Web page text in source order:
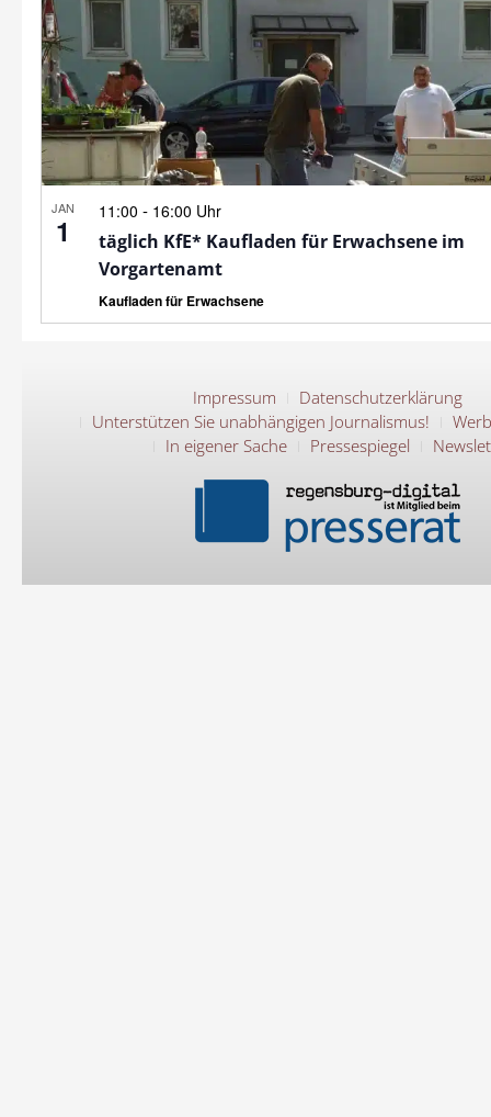
JAN
1
11:00 - 16:00 Uhr
täglich KfE* Kaufladen für Erwachsene im
Vorgartenamt
Kaufladen für Erwachsene
Impressum
Datenschutzerklärung
Unterstützen Sie unabhängigen Journalismus!
In eigener Sache
Pressespiegel